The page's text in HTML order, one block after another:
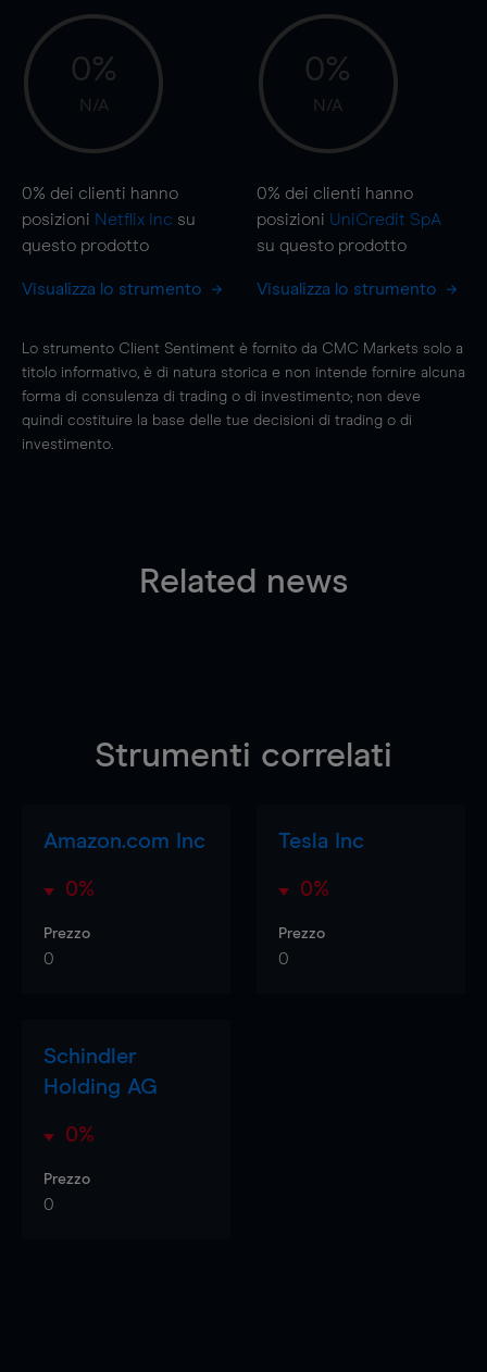
0%
N/A
0% dei clienti hanno
posizioni Netflix Inc su
questo prodotto
Visualizza lo strumento
0%
N/A
0% dei clienti hanno
posizioni UniCredit SpA
su questo prodotto
Visualizza lo strumento
Lo strumento Client Sentiment è fornito da CMC Markets solo a
titolo informativo, è di natura storica e non intende fornire alcuna
forma di consulenza di trading o di investimento; non deve
quindi costituire la base delle tue decisioni di trading o di
investimento.
Related news
Strumenti correlati
Amazon.com Inc
0%
Prezzo
0
Tesla Inc
0%
Prezzo
0
Schindler
Holding AG
0%
Prezzo
0